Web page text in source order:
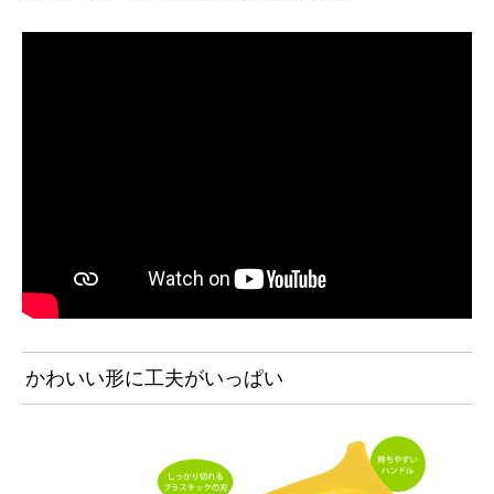
かわいい形に工夫がいっぱい